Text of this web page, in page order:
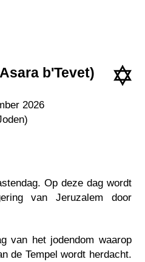
b'Tevet)
2026
Op deze dag wordt
van Jeruzalem door
van het jodendom waarop
de Tempel wordt herdacht.